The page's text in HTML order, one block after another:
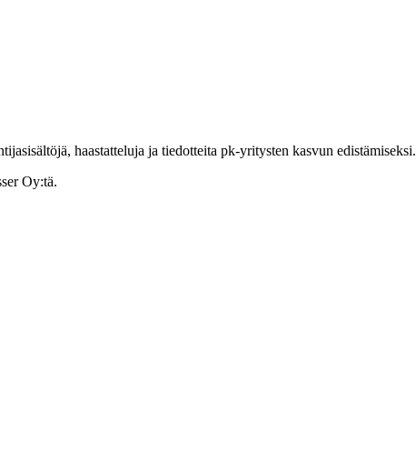
haastatteluja ja tiedotteita pk-yritysten kasvun edistämiseksi.
Oy:tä.